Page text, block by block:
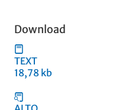
Download
TEXT
18,78 kb